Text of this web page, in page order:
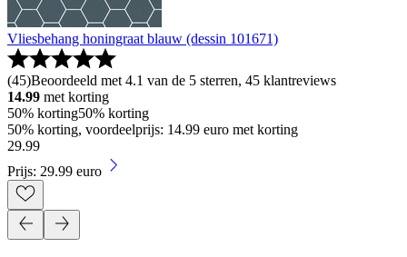
Vliesbehang honingraat blauw (dessin 101671)
(45)Beoordeeld met 4.1 van de 5 sterren, 45 klantreviews
14.99 met korting
50% korting50% korting
50% korting, voordeelprijs: 14.99 euro met korting
29.99
Prijs: 29.99 euro